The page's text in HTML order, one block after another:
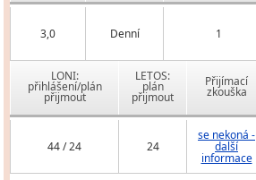
3,0 Denní 1
LONI:
přihlášení/plán
přijmout
LETOS:
plán
přijmout
Přijímací
zkouška
44 / 24 24
se nekoná -
další
informace